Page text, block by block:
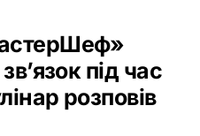
під час
розповів